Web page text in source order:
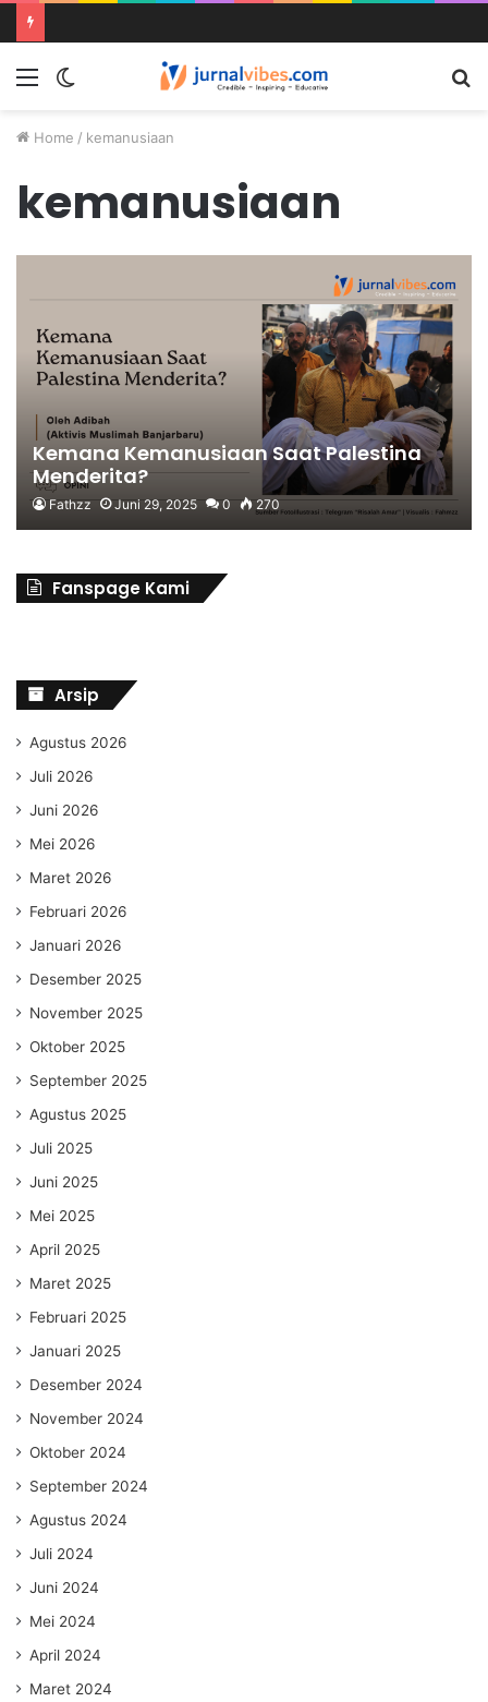
Menu
Home / kemanusiaan
kemanusiaan
Kemana Kemanusiaan Saat Palestina
Menderita?
Fathzz Juni 29, 2025 0 270
Fanspage Kami
Arsip
Agustus 2026
Juli 2026
Juni 2026
Mei 2026
Maret 2026
Februari 2026
Januari 2026
Desember 2025
November 2025
Oktober 2025
September 2025
Agustus 2025
Juli 2025
Juni 2025
Mei 2025
April 2025
Maret 2025
Februari 2025
Januari 2025
Desember 2024
November 2024
Oktober 2024
September 2024
Agustus 2024
Juli 2024
Juni 2024
Mei 2024
April 2024
Maret 2024